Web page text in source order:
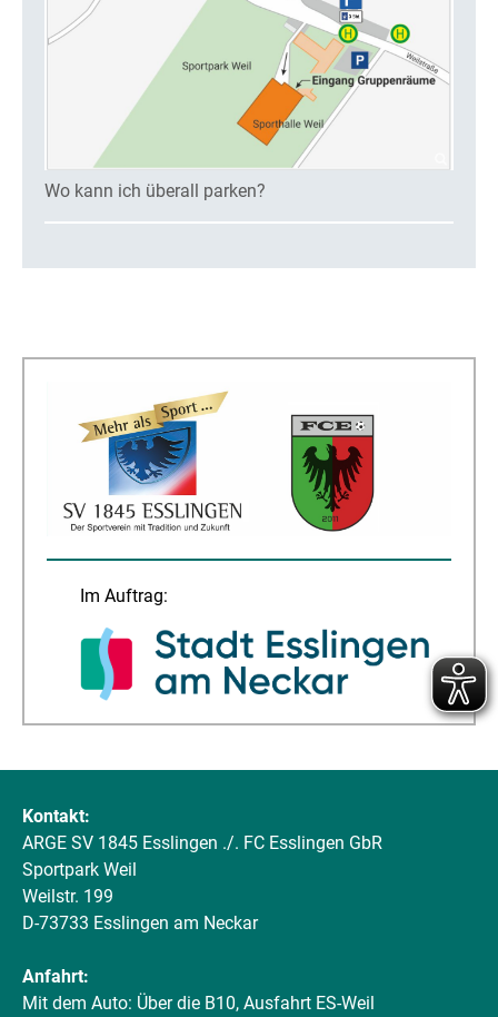
Wo kann ich überall parken?
Im Auftrag:
Kontakt:
ARGE SV 1845 Esslingen ./. FC Esslingen GbR
Sportpark Weil
Weilstr. 199
D-73733 Esslingen am Neckar
Anfahrt:
Mit dem Auto: Über die B10, Ausfahrt ES-Weil